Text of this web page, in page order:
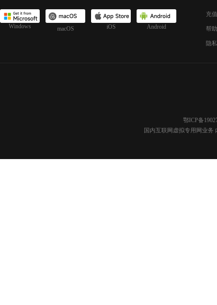
Windows macOS iOS Android
充
帮
隐
鄂ICP备
国内互联网虚拟专用网业务